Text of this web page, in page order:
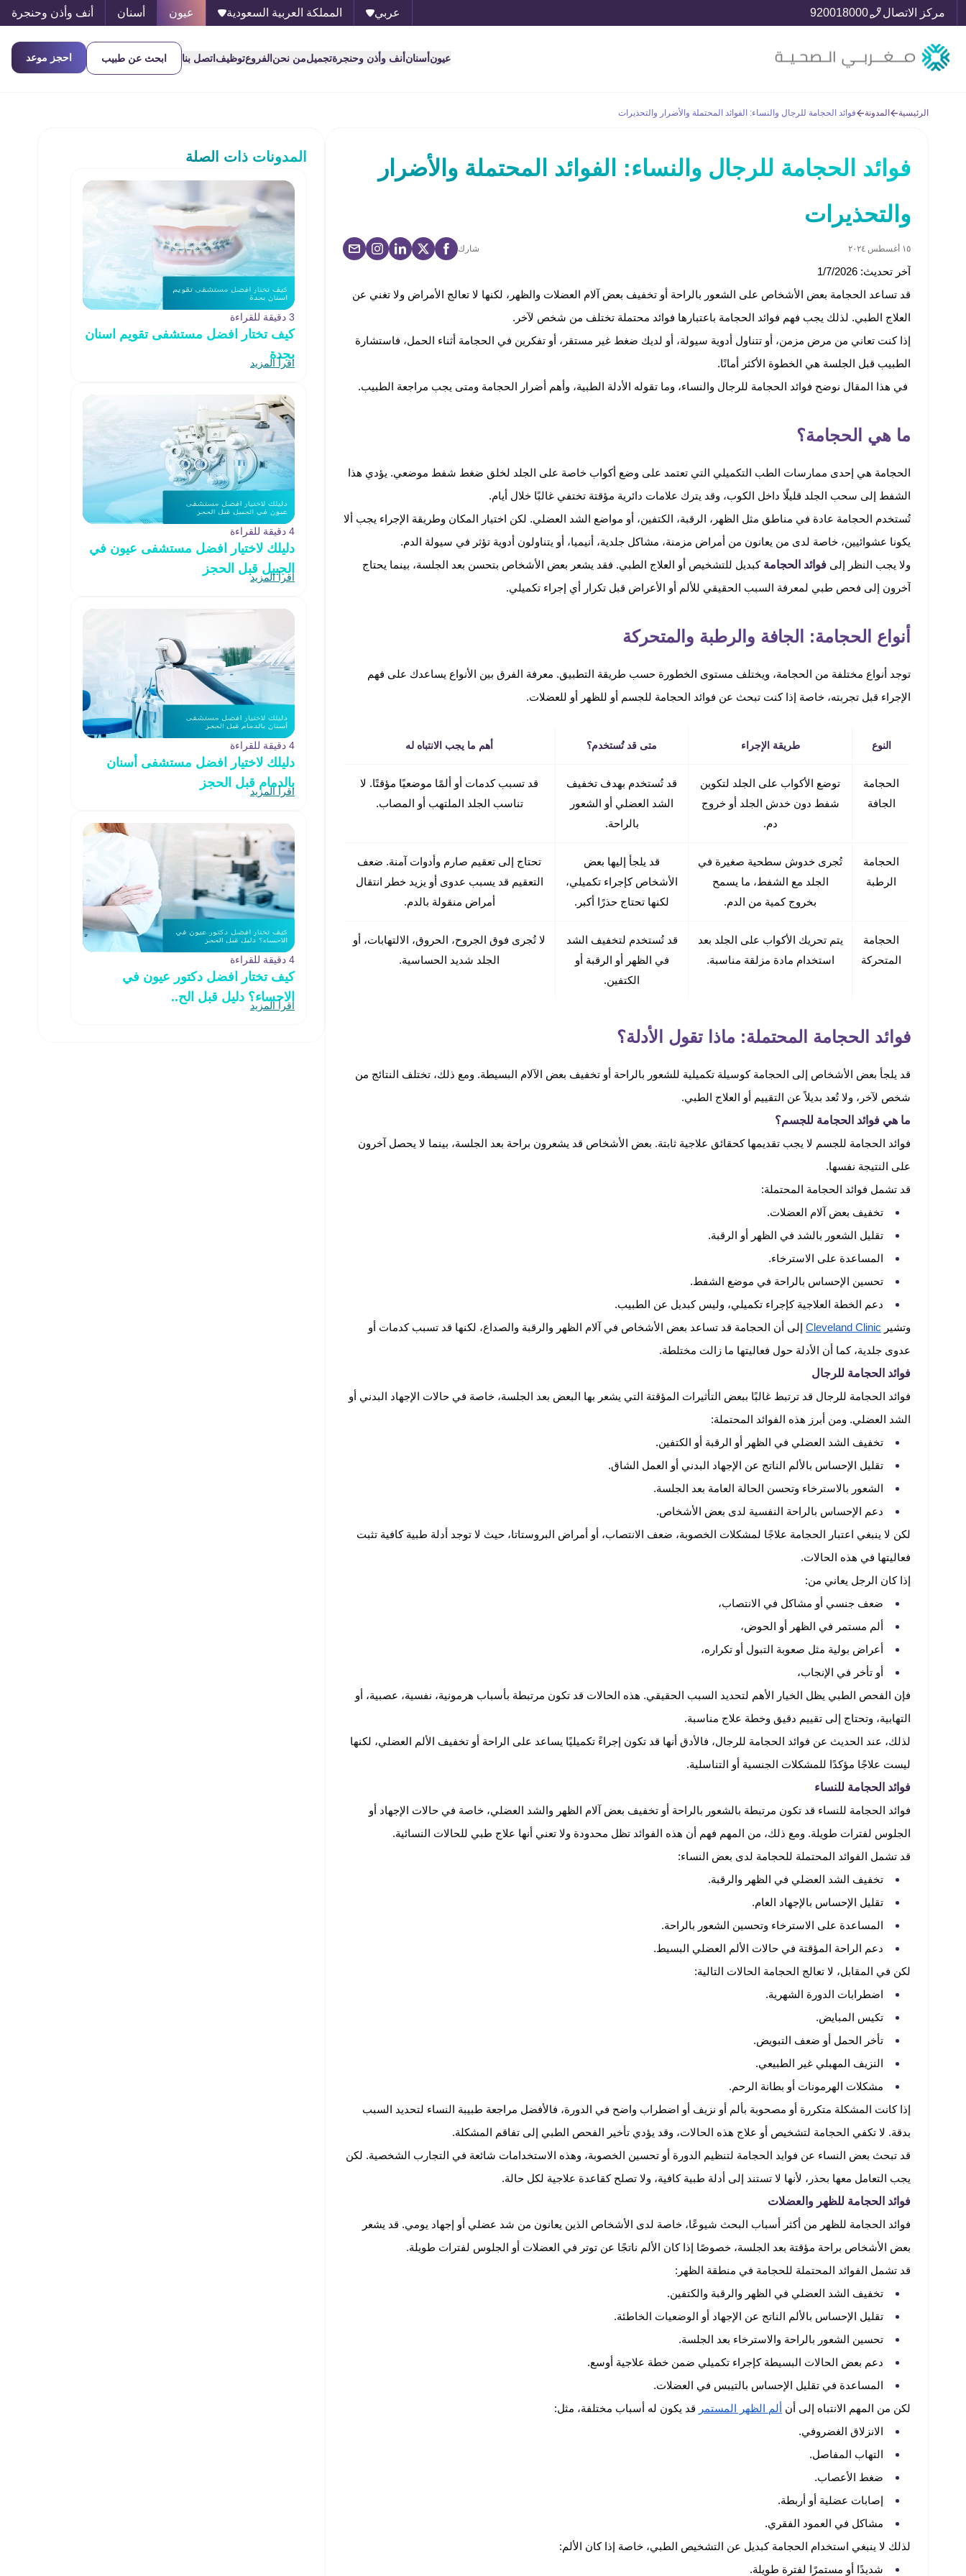
مركز الاتصال 920018000 عربي المملكة العربية السعودية عيون أسنان أنف وأذن وحنجرة
عيون أسنان أنف وأذن وحنجرةتجميلمن نحن الفروعتوظيف اتصل بنا ابحث عن طبيب احجز موعد
الرئيسية المدونة فوائد الحجامة للرجال والنساء: الفوائد المحتملة والأضرار والتحذيرات
فوائد الحجامة للرجال والنساء: الفوائد المحتملة والأضرار
والتحذيرات
١٥ أغسطس ٢٠٢٤ شارك
آخر تحديث: 1/7/2026
قد تساعد الحجامة بعض الأشخاص على الشعور بالراحة أو تخفيف بعض آلام العضلات والظهر، لكنها لا تعالج الأمراض ولا تغني عن
العلاج الطبي. لذلك يجب فهم فوائد الحجامة باعتبارها فوائد محتملة تختلف من شخص لآخر.
إذا كنت تعاني من مرض مزمن، أو تتناول أدوية سيولة، أو لديك ضغط غير مستقر، أو تفكرين في الحجامة أثناء الحمل، فاستشارة
الطبيب قبل الجلسة هي الخطوة الأكثر أمانًا.
في هذا المقال نوضح فوائد الحجامة للرجال والنساء، وما تقوله الأدلة الطبية، وأهم أضرار الحجامة ومتى يجب مراجعة الطبيب.
ما هي الحجامة؟
الحجامة هي إحدى ممارسات الطب التكميلي التي تعتمد على وضع أكواب خاصة على الجلد لخلق ضغط شفط موضعي. يؤدي هذا
الشفط إلى سحب الجلد قليلًا داخل الكوب، وقد يترك علامات دائرية مؤقتة تختفي غالبًا خلال أيام.
تُستخدم الحجامة عادة في مناطق مثل الظهر، الرقبة، الكتفين، أو مواضع الشد العضلي. لكن اختيار المكان وطريقة الإجراء يجب ألا
يكونا عشوائيين، خاصة لدى من يعانون من أمراض مزمنة، مشاكل جلدية، أنيميا، أو يتناولون أدوية تؤثر في سيولة الدم.
ولا يجب النظر إلى فوائد الحجامة كبديل للتشخيص أو العلاج الطبي. فقد يشعر بعض الأشخاص بتحسن بعد الجلسة، بينما يحتاج
آخرون إلى فحص طبي لمعرفة السبب الحقيقي للألم أو الأعراض قبل تكرار أي إجراء تكميلي.
أنواع الحجامة: الجافة والرطبة والمتحركة
توجد أنواع مختلفة من الحجامة، ويختلف مستوى الخطورة حسب طريقة التطبيق. معرفة الفرق بين الأنواع يساعدك على فهم
الإجراء قبل تجربته، خاصة إذا كنت تبحث عن فوائد الحجامة للجسم أو للظهر أو للعضلات.
النوع طريقة الإجراء متى قد تُستخدم؟ أهم ما يجب الانتباه له
الحجامة
الجافة
توضع الأكواب على الجلد لتكوين
شفط دون خدش الجلد أو خروج
دم.
قد تُستخدم بهدف تخفيف
الشد العضلي أو الشعور
بالراحة.
قد تسبب كدمات أو ألمًا موضعيًا مؤقتًا. لا
تناسب الجلد الملتهب أو المصاب.
الحجامة
الرطبة
تُجرى خدوش سطحية صغيرة في
الجلد مع الشفط، ما يسمح
بخروج كمية من الدم.
قد يلجأ إليها بعض
الأشخاص كإجراء تكميلي،
لكنها تحتاج حذرًا أكبر.
تحتاج إلى تعقيم صارم وأدوات آمنة. ضعف
التعقيم قد يسبب عدوى أو يزيد خطر انتقال
أمراض منقولة بالدم.
الحجامة
المتحركة
يتم تحريك الأكواب على الجلد بعد
استخدام مادة مزلقة مناسبة.
قد تُستخدم لتخفيف الشد
في الظهر أو الرقبة أو
الكتفين.
لا تُجرى فوق الجروح، الحروق، الالتهابات، أو
الجلد شديد الحساسية.
فوائد الحجامة المحتملة: ماذا تقول الأدلة؟
قد يلجأ بعض الأشخاص إلى الحجامة كوسيلة تكميلية للشعور بالراحة أو تخفيف بعض الآلام البسيطة. ومع ذلك، تختلف النتائج من
شخص لآخر، ولا تُعد بديلاً عن التقييم أو العلاج الطبي.
ما هي فوائد الحجامة للجسم؟
فوائد الحجامة للجسم لا يجب تقديمها كحقائق علاجية ثابتة. بعض الأشخاص قد يشعرون براحة بعد الجلسة، بينما لا يحصل آخرون
على النتيجة نفسها.
قد تشمل فوائد الحجامة المحتملة:
تخفيف بعض آلام العضلات.
تقليل الشعور بالشد في الظهر أو الرقبة.
المساعدة على الاسترخاء.
تحسين الإحساس بالراحة في موضع الشفط.
دعم الخطة العلاجية كإجراء تكميلي، وليس كبديل عن الطبيب.
وتشير Cleveland Clinic إلى أن الحجامة قد تساعد بعض الأشخاص في آلام الظهر والرقبة والصداع، لكنها قد تسبب كدمات أو
عدوى جلدية، كما أن الأدلة حول فعاليتها ما زالت مختلطة.
فوائد الحجامة للرجال
فوائد الحجامة للرجال قد ترتبط غالبًا ببعض التأثيرات المؤقتة التي يشعر بها البعض بعد الجلسة، خاصة في حالات الإجهاد البدني أو
الشد العضلي. ومن أبرز هذه الفوائد المحتملة:
تخفيف الشد العضلي في الظهر أو الرقبة أو الكتفين.
تقليل الإحساس بالألم الناتج عن الإجهاد البدني أو العمل الشاق.
الشعور بالاسترخاء وتحسن الحالة العامة بعد الجلسة.
دعم الإحساس بالراحة النفسية لدى بعض الأشخاص.
لكن لا ينبغي اعتبار الحجامة علاجًا لمشكلات الخصوبة، ضعف الانتصاب، أو أمراض البروستاتا، حيث لا توجد أدلة طبية كافية تثبت
فعاليتها في هذه الحالات.
إذا كان الرجل يعاني من:
ضعف جنسي أو مشاكل في الانتصاب،
ألم مستمر في الظهر أو الحوض،
أعراض بولية مثل صعوبة التبول أو تكراره،
أو تأخر في الإنجاب،
فإن الفحص الطبي يظل الخيار الأهم لتحديد السبب الحقيقي. هذه الحالات قد تكون مرتبطة بأسباب هرمونية، نفسية، عصبية، أو
التهابية، وتحتاج إلى تقييم دقيق وخطة علاج مناسبة.
لذلك، عند الحديث عن فوائد الحجامة للرجال، فالأدق أنها قد تكون إجراءً تكميليًا يساعد على الراحة أو تخفيف الألم العضلي، لكنها
ليست علاجًا مؤكدًا للمشكلات الجنسية أو التناسلية.
فوائد الحجامة للنساء
فوائد الحجامة للنساء قد تكون مرتبطة بالشعور بالراحة أو تخفيف بعض آلام الظهر والشد العضلي، خاصة في حالات الإجهاد أو
الجلوس لفترات طويلة. ومع ذلك، من المهم فهم أن هذه الفوائد تظل محدودة ولا تعني أنها علاج طبي للحالات النسائية.
قد تشمل الفوائد المحتملة للحجامة لدى بعض النساء:
تخفيف الشد العضلي في الظهر والرقبة.
تقليل الإحساس بالإجهاد العام.
المساعدة على الاسترخاء وتحسين الشعور بالراحة.
دعم الراحة المؤقتة في حالات الألم العضلي البسيط.
لكن في المقابل، لا تعالج الحجامة الحالات التالية:
اضطرابات الدورة الشهرية.
تكيس المبايض.
تأخر الحمل أو ضعف التبويض.
النزيف المهبلي غير الطبيعي.
مشكلات الهرمونات أو بطانة الرحم.
إذا كانت المشكلة متكررة أو مصحوبة بألم أو نزيف أو اضطراب واضح في الدورة، فالأفضل مراجعة طبيبة النساء لتحديد السبب
بدقة. لا تكفي الحجامة لتشخيص أو علاج هذه الحالات، وقد يؤدي تأخير الفحص الطبي إلى تفاقم المشكلة.
قد تبحث بعض النساء عن فوايد الحجامة لتنظيم الدورة أو تحسين الخصوبة، وهذه الاستخدامات شائعة في التجارب الشخصية. لكن
يجب التعامل معها بحذر، لأنها لا تستند إلى أدلة طبية كافية، ولا تصلح كقاعدة علاجية لكل حالة.
فوائد الحجامة للظهر والعضلات
فوائد الحجامة للظهر من أكثر أسباب البحث شيوعًا، خاصة لدى الأشخاص الذين يعانون من شد عضلي أو إجهاد يومي. قد يشعر
بعض الأشخاص براحة مؤقتة بعد الجلسة، خصوصًا إذا كان الألم ناتجًا عن توتر في العضلات أو الجلوس لفترات طويلة.
قد تشمل الفوائد المحتملة للحجامة في منطقة الظهر:
تخفيف الشد العضلي في الظهر والرقبة والكتفين.
تقليل الإحساس بالألم الناتج عن الإجهاد أو الوضعيات الخاطئة.
تحسين الشعور بالراحة والاسترخاء بعد الجلسة.
دعم بعض الحالات البسيطة كإجراء تكميلي ضمن خطة علاجية أوسع.
المساعدة في تقليل الإحساس بالتيبس في العضلات.
لكن من المهم الانتباه إلى أن
ألم الظهر المستمر قد يكون له أسباب مختلفة، مثل:
الانزلاق الغضروفي.
التهاب المفاصل.
ضغط الأعصاب.
إصابات عضلية أو أربطة.
مشاكل في العمود الفقري.
لذلك لا ينبغي استخدام الحجامة كبديل عن التشخيص الطبي، خاصة إذا كان الألم:
شديدًا أو مستمرًا لفترة طويلة.
المدونات ذات الصلة
3 دقيقة للقراءة
كيف تختار افضل مستشفى تقويم اسنان
بجدة
اقرأ المزيد
4 دقيقة للقراءة
دليلك لاختيار افضل مستشفى عيون في
الجبيل قبل الحجز
اقرأ المزيد
4 دقيقة للقراءة
دليلك لاختيار افضل مستشفى أسنان
بالدمام قبل الحجز
اقرأ المزيد
4 دقيقة للقراءة
كيف تختار افضل دكتور عيون في
الاحساء؟ دليل قبل الح..
اقرأ المزيد